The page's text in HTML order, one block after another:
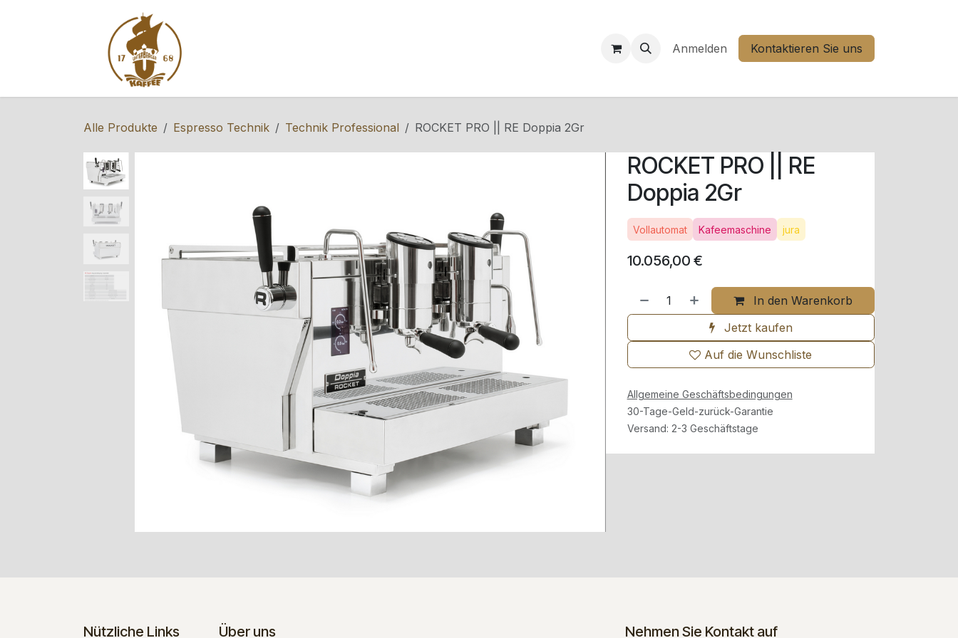
Anmelden Kontaktieren Sie uns
Alle Produkte Espresso Technik Technik Professional ROCKET PRO || RE Doppia 2Gr
ROCKET PRO || RE
Doppia 2Gr
Vollautomat Kafeemaschine jura
10.056,00 €
In den Warenkorb
Jetzt kaufen
Auf die Wunschliste
Allgemeine Geschäftsbedingungen
30-Tage-Geld-zurück-Garantie
Versand: 2-3 Geschäftstage
Nützliche Links Über uns Nehmen Sie Kontakt auf